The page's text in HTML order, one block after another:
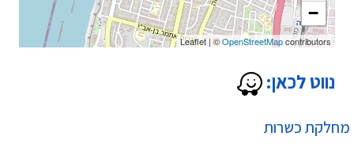
מחלקת כשרות
−
Leaflet | ©OpenStreetMapcontributors
נווט לכאן: